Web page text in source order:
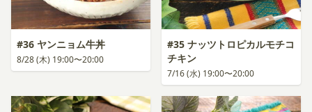
#36 ヤンニョム牛丼
8/28 (木) 19:00〜20:00
#35 ナッツトロピカルモチコ
チキン
7/16 (水) 19:00〜20:00